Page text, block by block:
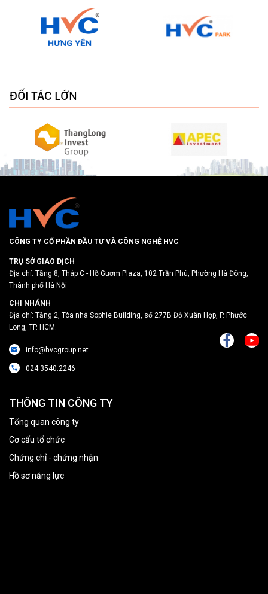
ĐỐI TÁC LỚN
CÔNG TY CỔ PHẦN ĐẦU TƯ VÀ CÔNG NGHỆ HVC
TRỤ SỞ GIAO DỊCH
Địa chỉ: Tầng 8, Tháp C - Hồ Gươm Plaza, 102 Trần Phú, Phường Hà Đông,
Thành phố Hà Nội
CHI NHÁNH
Địa chỉ: Tầng 2, Tòa nhà Sophie Building, số 277B Đỗ Xuân Hợp, P. Phước
Long, TP. HCM.
info@hvcgroup.net
024.3540.2246
THÔNG TIN CÔNG TY
Tổng quan công ty
Cơ cấu tổ chức
Chứng chỉ - chứng nhận
Hồ sơ năng lực